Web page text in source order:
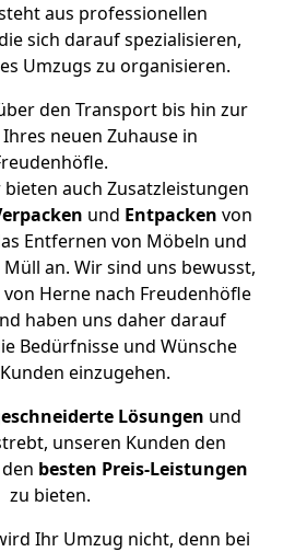
aus professionellen
sich darauf spezialisieren,
Umzugs zu organisieren.
den Transport bis hin zur
neuen Zuhause in
auch Zusatzleistungen
und Entpacken von
Entfernen von Möbeln und
an. Wir sind uns bewusst,
Herne nach Freudenhöfle
haben uns daher darauf
Bedürfnisse und Wünsche
einzugehen.
Lösungen und
unseren Kunden den
besten Preis-Leistungen
zu bieten.
Ihr Umzug nicht, denn bei